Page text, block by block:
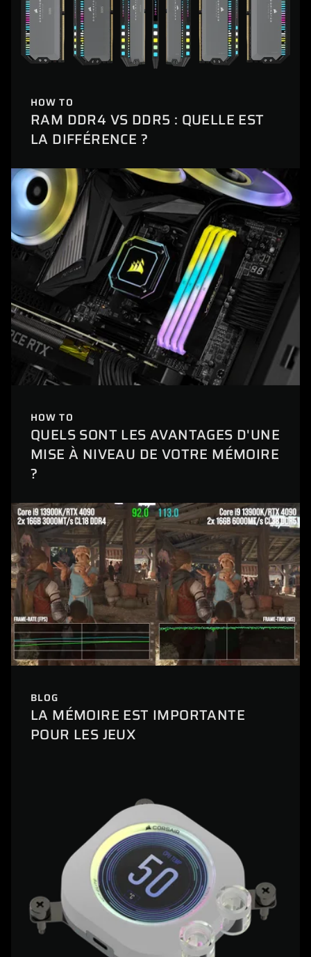
HOW TO
RAM DDR4 VS DDR5 : QUELLE EST
LA DIFFÉRENCE ?
HOW TO
QUELS SONT LES AVANTAGES D'UNE
MISE À NIVEAU DE VOTRE MÉMOIRE
?
BLOG
LA MÉMOIRE EST IMPORTANTE
POUR LES JEUX